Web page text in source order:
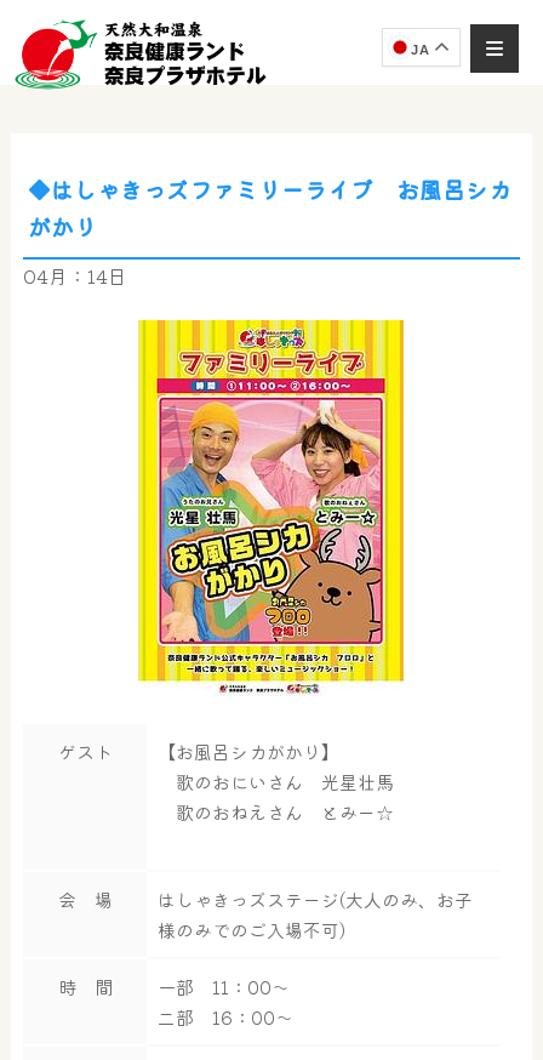
JA
◆はしゃきっズファミリーライブ お風呂シカ
がかり
04月：14日
ゲスト
【お風呂シカがかり】
歌のおにいさん 光星壮馬
歌のおねえさん とみー☆
会 場
はしゃきっズステージ(大人のみ、お子
様のみでのご入場不可)
時 間
一部 11：00～
二部 16：00～
ご質問をお伺いします。